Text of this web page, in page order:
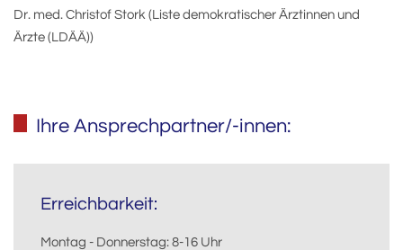
Dr. med. Christof Stork (Liste demokratischer Ärztinnen und
Ärzte (LDÄÄ))
Ihre Ansprechpartner/-innen:
Erreichbarkeit:
Montag - Donnerstag: 8-16 Uhr